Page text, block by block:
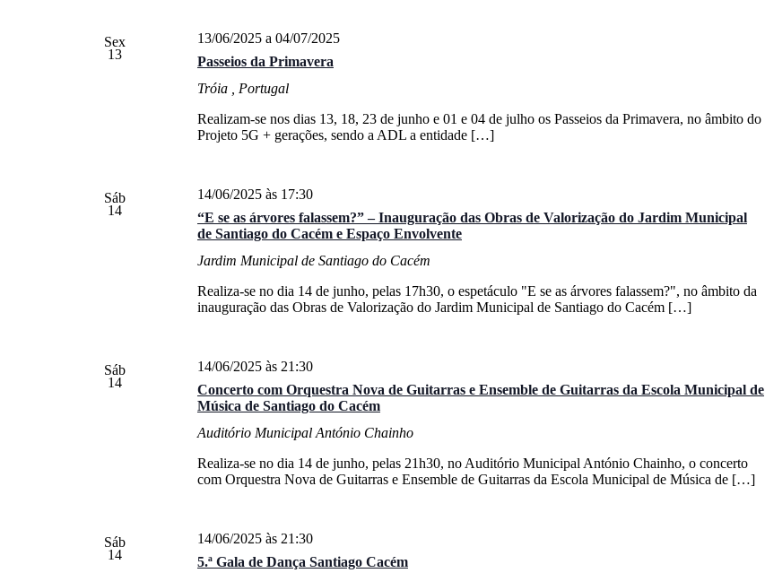
Sex
13
Passeios da Primavera
13/06/2025a 04/07/2025
Tróia
, Portugal
Realizam-se nos dias 13, 18, 23 de junho e 01 e 04 de julho os Passeios da Primavera, no âmbito do
Projeto 5G + gerações, sendo a ADL a entidade […]
Sáb
14
“E se as árvores falassem?” – Inauguração das Obras de Valorização do Jardim Municipal
de Santiago do Cacém e Espaço Envolvente
14/06/2025 às 17:30
Jardim Municipal de Santiago do Cacém
Realiza-se no dia 14 de junho, pelas 17h30, o espetáculo "E se as árvores falassem?", no âmbito da
inauguração das Obras de Valorização do Jardim Municipal de Santiago do Cacém […]
Sáb
14
Concerto com Orquestra Nova de Guitarras e Ensemble de Guitarras da Escola Municipal de
Música de Santiago do Cacém
14/06/2025 às 21:30
Auditório Municipal António Chainho
Realiza-se no dia 14 de junho, pelas 21h30, no Auditório Municipal António Chainho, o concerto
com Orquestra Nova de Guitarras e Ensemble de Guitarras da Escola Municipal de Música de […]
Sáb
14
5.ª Gala de Dança Santiago Cacém
14/06/2025 às 21:30